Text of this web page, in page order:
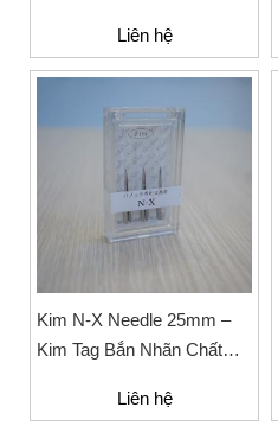
Cho Súng Gắn Nhãn Mác,
Tem Giá
Liên hệ
Kim N-X Needle 25mm –
Kim Tag Bắn Nhãn Chất
Liên hệ